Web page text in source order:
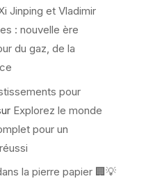
Jinping et Vladimir
: nouvelle ère
du gaz, de la
pour
Explorez le monde
pour un
la pierre papier 🏢💡